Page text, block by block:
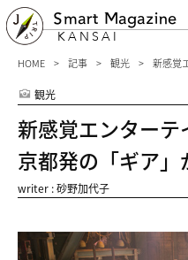
Smart Magazine
KANSAI
HOME 記事 観光 新感覚
観光
新感覚エンターテ
京都発の「ギア」
writer : 砂野加代子